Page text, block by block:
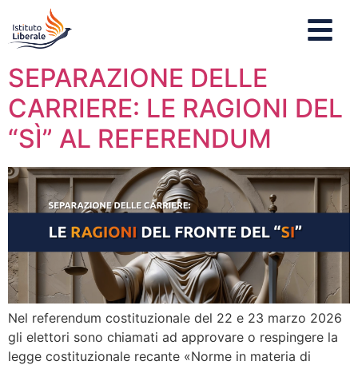
SEPARAZIONE DELLE
CARRIERE: LE RAGIONI DEL
“SÌ” AL REFERENDUM
Nel referendum costituzionale del 22 e 23 marzo 2026
gli elettori sono chiamati ad approvare o respingere la
legge costituzionale recante «Norme in materia di